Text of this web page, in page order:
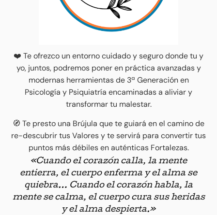
❤️ Te ofrezco un entorno cuidado y seguro donde tu y
yo, juntos, podremos poner en práctica avanzadas y
modernas herramientas de 3ª Generación en
Psicología y Psiquiatría encaminadas a aliviar y
transformar tu malestar.
🧭 Te presto una Brújula que te guiará en el camino de
re-descubrir tus Valores y te servirá para convertir tus
puntos más débiles en auténticas Fortalezas.
«Cuando el corazón calla, la mente
entierra, el cuerpo enferma y el alma se
quiebra… Cuando el corazón habla, la
mente se calma, el cuerpo cura sus heridas
y el alma despierta.»